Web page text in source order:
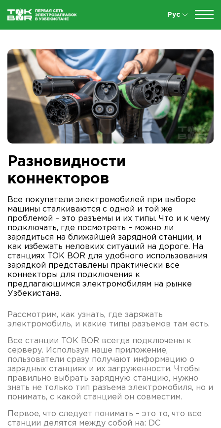
Рус
Разновидности
коннекторов
Все покупатели электромобилей при выборе
машины сталкиваются с одной и той же
проблемой – это разъемы и их типы. Что и к чему
подключать, где посмотреть – можно ли
зарядиться на ближайшей зарядной станции, и
как избежать неловких ситуаций на дороге. На
станциях TOK BOR для удобного использования
зарядкой представлены практически все
коннекторы для подключения к
предлагающимся электромобилям на рынке
Узбекистана.
Рассмотрим, как узнать, где заряжать
электромобиль, и какие типы разъемов там есть.
Все станции TOK BOR всегда подключены к
серверу. Используя наше приложение,
пользователи сразу получают информацию о
зарядных станциях и их загруженности. Чтобы
правильно выбрать зарядную станцию, нужно
знать не только тип разъема электромобиля, но и
понимать, с какой станцией он совместим.
Первое, что следует понимать – это то, что все
станции делятся между собой на: DC